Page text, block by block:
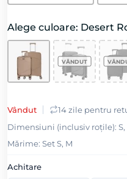
Alege culoare: Desert
Vândut 14 zile pentru
Dimensiuni (inclusiv roțile): S,
Mǎrime: Set S, M
Achitare